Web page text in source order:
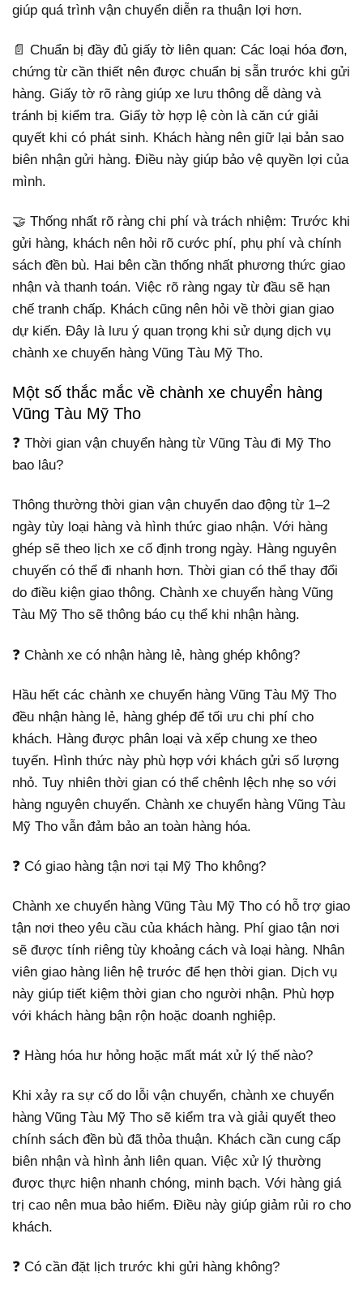
giúp quá trình vận chuyển diễn ra thuận lợi hơn.
📄 Chuẩn bị đầy đủ giấy tờ liên quan: Các loại hóa đơn,
chứng từ cần thiết nên được chuẩn bị sẵn trước khi gửi
hàng. Giấy tờ rõ ràng giúp xe lưu thông dễ dàng và
tránh bị kiểm tra. Giấy tờ hợp lệ còn là căn cứ giải
quyết khi có phát sinh. Khách hàng nên giữ lại bản sao
biên nhận gửi hàng. Điều này giúp bảo vệ quyền lợi của
mình.
🤝 Thống nhất rõ ràng chi phí và trách nhiệm: Trước khi
gửi hàng, khách nên hỏi rõ cước phí, phụ phí và chính
sách đền bù. Hai bên cần thống nhất phương thức giao
nhận và thanh toán. Việc rõ ràng ngay từ đầu sẽ hạn
chế tranh chấp. Khách cũng nên hỏi về thời gian giao
dự kiến. Đây là lưu ý quan trọng khi sử dụng dịch vụ
chành xe chuyển hàng Vũng Tàu Mỹ Tho.
Một số thắc mắc về chành xe chuyển hàng
Vũng Tàu Mỹ Tho
❓ Thời gian vận chuyển hàng từ Vũng Tàu đi Mỹ Tho
bao lâu?
Thông thường thời gian vận chuyển dao động từ 1–2
ngày tùy loại hàng và hình thức giao nhận. Với hàng
ghép sẽ theo lịch xe cố định trong ngày. Hàng nguyên
chuyến có thể đi nhanh hơn. Thời gian có thể thay đổi
do điều kiện giao thông. Chành xe chuyển hàng Vũng
Tàu Mỹ Tho sẽ thông báo cụ thể khi nhận hàng.
❓ Chành xe có nhận hàng lẻ, hàng ghép không?
Hầu hết các chành xe chuyển hàng Vũng Tàu Mỹ Tho
đều nhận hàng lẻ, hàng ghép để tối ưu chi phí cho
khách. Hàng được phân loại và xếp chung xe theo
tuyến. Hình thức này phù hợp với khách gửi số lượng
nhỏ. Tuy nhiên thời gian có thể chênh lệch nhẹ so với
hàng nguyên chuyến. Chành xe chuyển hàng Vũng Tàu
Mỹ Tho vẫn đảm bảo an toàn hàng hóa.
❓ Có giao hàng tận nơi tại Mỹ Tho không?
Chành xe chuyển hàng Vũng Tàu Mỹ Tho có hỗ trợ giao
tận nơi theo yêu cầu của khách hàng. Phí giao tận nơi
sẽ được tính riêng tùy khoảng cách và loại hàng. Nhân
viên giao hàng liên hệ trước để hẹn thời gian. Dịch vụ
này giúp tiết kiệm thời gian cho người nhận. Phù hợp
với khách hàng bận rộn hoặc doanh nghiệp.
❓ Hàng hóa hư hỏng hoặc mất mát xử lý thế nào?
Khi xảy ra sự cố do lỗi vận chuyển, chành xe chuyển
hàng Vũng Tàu Mỹ Tho sẽ kiểm tra và giải quyết theo
chính sách đền bù đã thỏa thuận. Khách cần cung cấp
biên nhận và hình ảnh liên quan. Việc xử lý thường
được thực hiện nhanh chóng, minh bạch. Với hàng giá
trị cao nên mua bảo hiểm. Điều này giúp giảm rủi ro cho
khách.
❓ Có cần đặt lịch trước khi gửi hàng không?